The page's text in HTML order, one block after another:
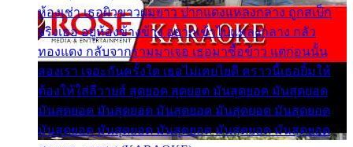
ห้องเช่า เธอผิวขาวผมยาว ปากแดงแหลงกลาง ถูกสเป็ก
จริงเธอ อยู่ห้องข้างข้าง อยากเข้าไปแหลงกลาง กลัว
ทองแดง กลับจากรามมาเจอ เธอมาซื้อข้าว แต่ก่อนนั้น
สองเรา เจอะกันครั้งใด เธอไม่เคยไยดี คราวนี้เธอยิ้มให้
ต้องให้ใส่ลีวายส์ สุดยอด สุดยอด มันสุดยอด มันสุดยอด
มันสุดยอด มันสุดยอด มันสุดยอด มันสุดยอด มันสุดยอด
มันสุดยอด มันสุดยอด มันสุดยอด มันสุดยอด มันสุดยอด